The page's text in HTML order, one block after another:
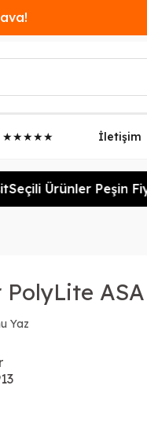
★★★★★ İletişim
Ürünler Peşin
PolyLite
Yaz